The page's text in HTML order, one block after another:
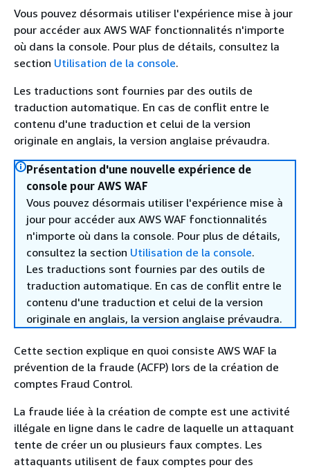
Vous pouvez désormais utiliser l'expérience mise à jour
pour accéder aux AWS WAF fonctionnalités n'importe
où dans la console. Pour plus de détails, consultez la
section Utilisation de la console.
Les traductions sont fournies par des outils de
traduction automatique. En cas de conflit entre le
contenu d'une traduction et celui de la version
originale en anglais, la version anglaise prévaudra.
Présentation d'une nouvelle expérience de
console pour AWS WAF
Vous pouvez désormais utiliser l'expérience mise à
jour pour accéder aux AWS WAF fonctionnalités
n'importe où dans la console. Pour plus de détails,
consultez la section Utilisation de la console.
Les traductions sont fournies par des outils de
traduction automatique. En cas de conflit entre le
contenu d'une traduction et celui de la version
originale en anglais, la version anglaise prévaudra.
Cette section explique en quoi consiste AWS WAF la
prévention de la fraude (ACFP) lors de la création de
comptes Fraud Control.
La fraude liée à la création de compte est une activité
illégale en ligne dans le cadre de laquelle un attaquant
tente de créer un ou plusieurs faux comptes. Les
attaquants utilisent de faux comptes pour des